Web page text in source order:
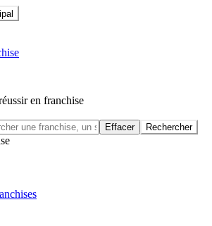
en franchise
Effacer Rechercher